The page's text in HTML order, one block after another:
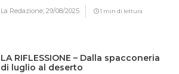
La Redazione,29/08/2025 1 min di lettura
LA RIFLESSIONE – Dalla spacconeria
di luglio al deserto